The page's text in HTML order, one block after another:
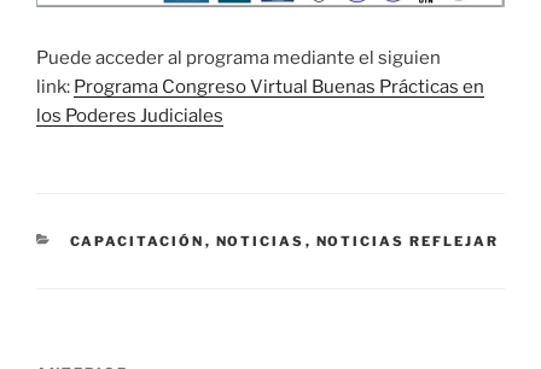
Puede acceder al programa mediante el siguien
link: Programa Congreso Virtual Buenas Prácticas en
los Poderes Judiciales
CATEGORÍAS
CAPACITACIÓN , NOTICIAS , NOTICIAS REFLEJAR
Navegación